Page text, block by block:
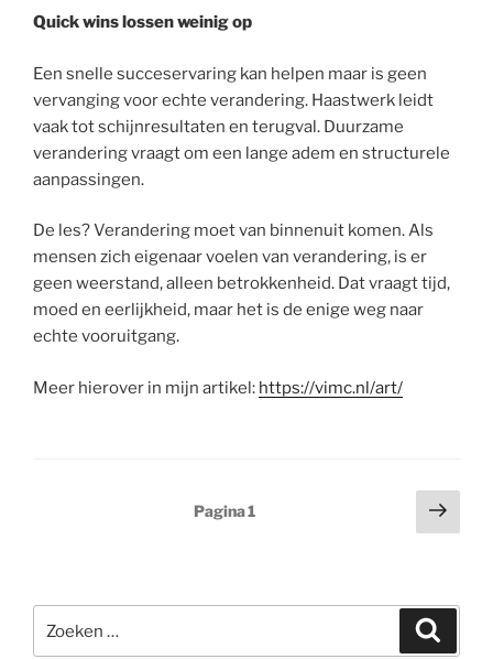
Quick wins lossen weinig op
Een snelle succeservaring kan helpen maar is geen
vervanging voor echte verandering. Haastwerk leidt
vaak tot schijnresultaten en terugval. Duurzame
verandering vraagt om een lange adem en structurele
aanpassingen.
De les? Verandering moet van binnenuit komen. Als
mensen zich eigenaar voelen van verandering, is er
geen weerstand, alleen betrokkenheid. Dat vraagt tijd,
moed en eerlijkheid, maar het is de enige weg naar
echte vooruitgang.
Meer hierover in mijn artikel: https://vimc.nl/art/
BerichtnavigatiePagina1
naar: